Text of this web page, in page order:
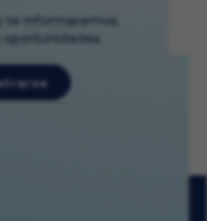
te informaremos
oportunidades